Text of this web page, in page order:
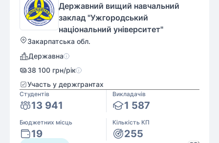
Державний вищий навчальний
заклад "Ужгородський
національний університет"
Закарпатська обл.
Державна
38 100 грн/рік
Участь у держгрантах
Студентів
13 941
Викладачів
1 587
Бюджетних місць
19
Кількість КП
255